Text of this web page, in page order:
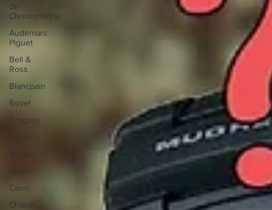
de
Chronométrie
Audemars
Piguet
Bell &
Ross
Blancpain
Bovet
Breguet
Breitling
Bulgari
Cartier
Casio
Chanel